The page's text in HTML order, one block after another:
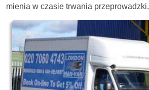
mienia w czasie trwania przeprowadzki.